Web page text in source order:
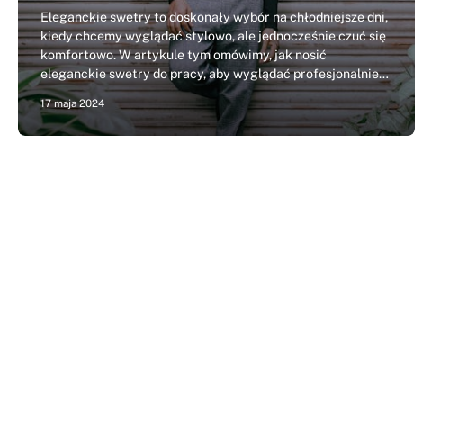
Eleganckie swetry to doskonały wybór na chłodniejsze dni,
kiedy chcemy wyglądać stylowo, ale jednocześnie czuć się
komfortowo. W artykule tym omówimy, jak nosić
eleganckie swetry do pracy, aby wyglądać profesjonalnie…
17 maja 2024